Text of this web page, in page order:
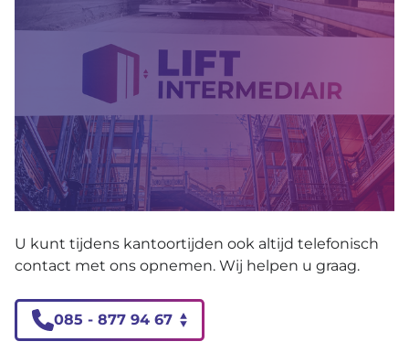
U kunt tijdens kantoortijden ook altijd telefonisch
contact met ons opnemen. Wij helpen u graag.
085 - 877 94 67